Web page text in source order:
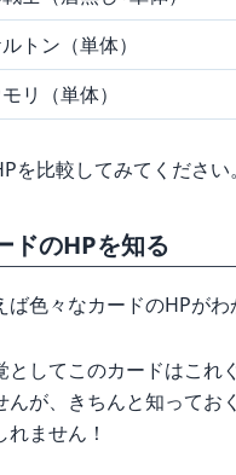
トン（単体）
リ（単体）
を比較してみてください。
ドのHPを知る
ば色々なカードのHPがわ
としてこのカードはこれ
んが、きちんと知ってお
れません！